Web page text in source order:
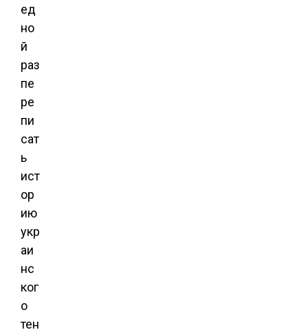
ед
но
й
раз
пе
ре
пи
сат
ь
ист
ор
ию
укр
аи
нс
ког
о
тен